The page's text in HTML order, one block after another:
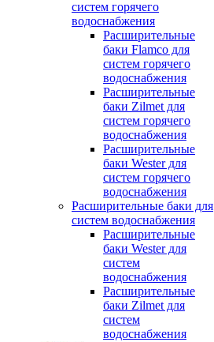
систем горячего
водоснабжения
Расширительные
баки Flamco для
систем горячего
водоснабжения
Расширительные
баки Zilmet для
систем горячего
водоснабжения
Расширительные
баки Wester для
систем горячего
водоснабжения
Расширительные баки для
систем водоснабжения
Расширительные
баки Wester для
систем
водоснабжения
Расширительные
баки Zilmet для
систем
водоснабжения